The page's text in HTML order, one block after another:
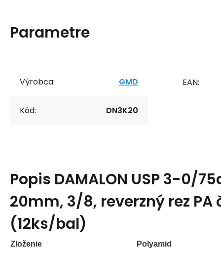
Parametre
Výrobca: GMD
Kód: DN3K20
EAN:
Popis DAMALON USP 3-0/
20mm, 3/8, reverzný rez PA
(12ks/bal)
Zloženie Polyamid